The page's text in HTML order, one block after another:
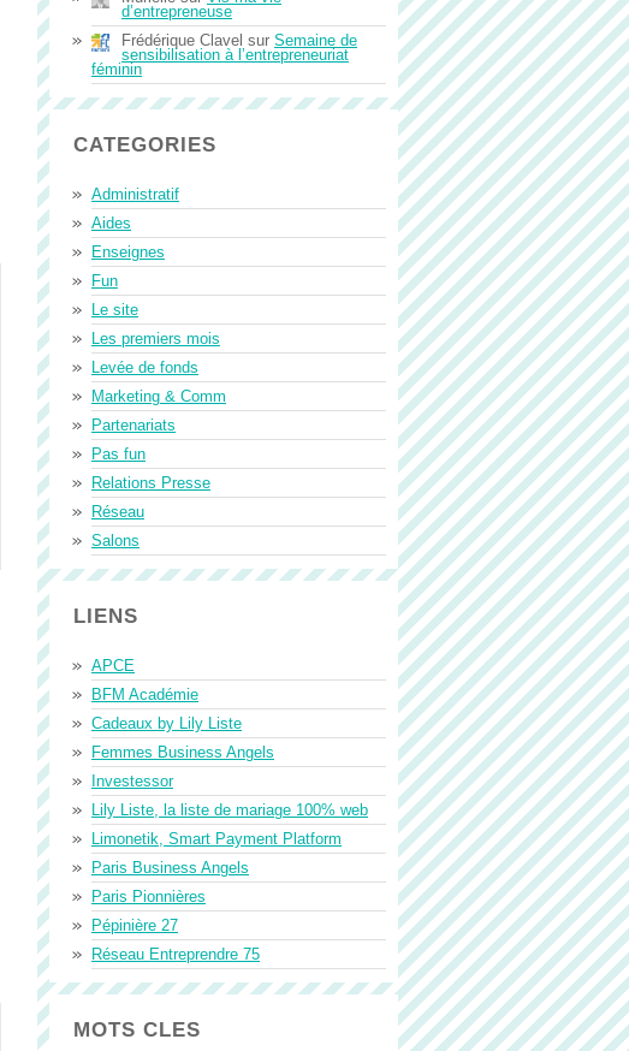
d’entrepreneuse
Frédérique Clavel sur Semaine de
sensibilisation à l’entrepreneuriat
féminin
CATEGORIES
Administratif
Aides
Enseignes
Fun
Le site
Les premiers mois
Levée de fonds
Marketing & Comm
Partenariats
Pas fun
Relations Presse
Réseau
Salons
LIENS
APCE
BFM Académie
Cadeaux by Lily Liste
Femmes Business Angels
Investessor
Lily Liste, la liste de mariage 100% web
Limonetik, Smart Payment Platform
Paris Business Angels
Paris Pionnières
Pépinière 27
Réseau Entreprendre 75
MOTS CLES